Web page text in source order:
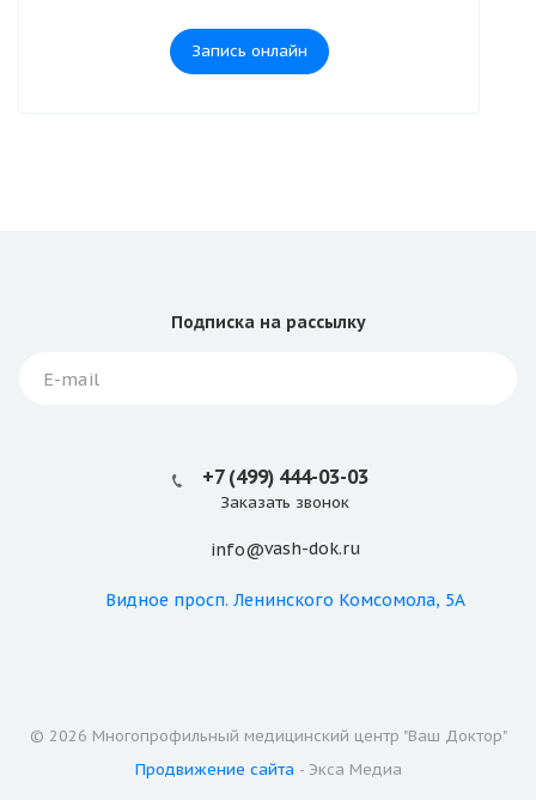
Запись онлайн
Подписка на рассылку
+7 (499) 444-03-03
Заказать звонок
info@vash-dok.ru
Видное просп. Ленинского Комсомола, 5А
© 2026 Многопрофильный медицинский центр "Ваш Доктор"
Продвижение сайта - Экса Медиа